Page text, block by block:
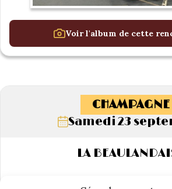
Voir l'album de cette
CHAMPAGNE
Samedi 23
LA